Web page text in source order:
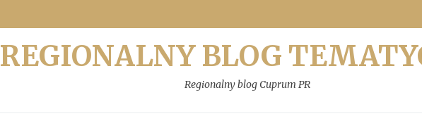
REGIONALNY BLOG
Regionalny blog Cuprum PR